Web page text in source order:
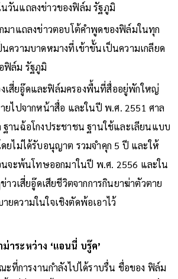
วันแถลงข่าวของฟิล์ม รัฐภูมิ
มาแถลงข่าวตอบโต้คำพูดของฟิล์มในทุก
ความบาดหมางที่เข้าขั้นเป็นความเกลียด
ฟิล์ม รัฐภูมิ
เสี่ยอู๊ดและฟิล์มครองพื้นที่สื่ออยู่พักใหญ่
ยไปจากหน้าสื่อ และในปี พ.ศ. 2551 ศาล
ฐานฉ้อโกงประชาชน ฐานใช้และเลียนแบบ
ดยไม่ได้รับอนุญาต รวมจำคุก 5 ปี และให้
นจะพ้นโทษออกมาในปี พ.ศ. 2556 และใน
วเสี่ยอู๊ดเสียชีวิตจากการกินยาฆ่าตัวตาย
ยความในใจเชิงตัดพ้อเอาไว้
าระหว่าง ‘แอนนี่ บรู๊ค’
ที่การงานกำลังไปได้ราบรื่น ชื่อของ ฟิล์ม